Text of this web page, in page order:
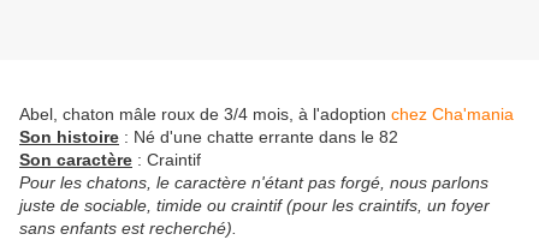
Abel, chaton mâle roux de 3/4 mois, à l'adoption chez Cha'mania
Son histoire : Né d'une chatte errante dans le 82
Son caractère : Craintif
Pour les chatons, le caractère n'étant pas forgé, nous parlons
juste de sociable, timide ou craintif (pour les craintifs, un foyer
sans enfants est recherché).